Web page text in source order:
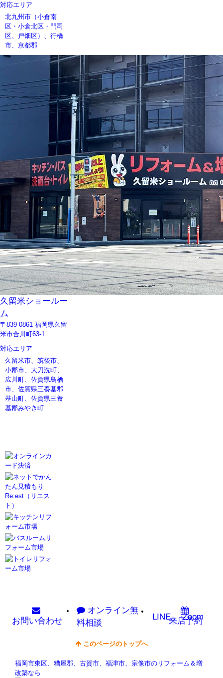
対応エリア
北九州市（小倉南
区・小倉北区・門司
区、戸畑区）、行橋
市、京都郡
久留米ショールー
ム
〒839-0861 福岡県久留
米市合川町63-1
対応エリア
久留米市、筑後市、
小郡市、大刀洗町、
広川町、佐賀県鳥栖
市、佐賀県三養基郡
基山町、佐賀県三養
基郡みやき町
お問い合わせ
オンライン無
料相談
LINE Zoom
来店予約
このページのトップへ
福岡市東区、糟屋郡、古賀市、福津市、宗像市のリフォーム＆増
改築なら